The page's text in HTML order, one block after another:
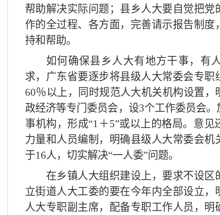
帮助解决实际问题；县乡人大要自觉把党
作的全过程、各方面，完善请示报告制度
持和帮助。
如何确保县乡人大有地方干事，有
求，广东省要逐步将县级人大常委会专职
60％以上，同时规范人大机关机构设置，
政经济等专门委员会，设3个工作委员会
事机构，形成“1 ＋5”或以上的格局。意见
力量和人员编制，明确县级人大常委会机
于16人，切实解决“一人委”问题。
在乡镇人大组织建设上，要求不设区
立街道人大工委的要在今年内全部设立，
人大专职副主席，配备专职工作人员，明